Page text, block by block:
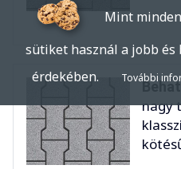
nagy
Mint minden
sütiket használ a jobb és
érdekében.
További